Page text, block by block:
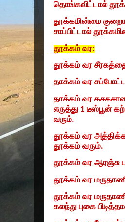
தொங்கவிட்டால்‌
தூக்கமின்மை
சாப்பிட்டால்‌
தூக்கம்‌ வர:
தூக்கம்‌ வர சீரகத்தை
தாக்கம்‌ வர
தாக்கம்‌ வர
எருத்து 1 டீஸ்பூன்‌
வரும்‌.
தூக்கம்‌ வர
தூக்கம்‌ வரும்‌.
தூக்கம்‌ வர ஆரஞ்சு
தூக்கம்‌ வர
தூக்கம்‌ வர
கலந்து புகை